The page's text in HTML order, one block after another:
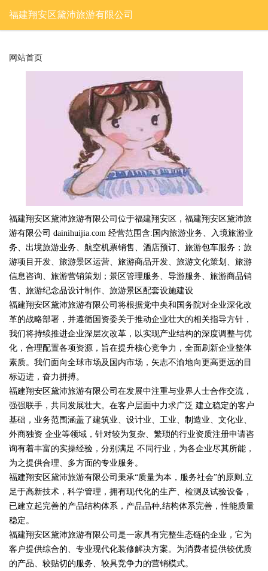
福建翔安区黛沛旅游有限公司
网站首页
福建翔安区黛沛旅游有限公司位于福建翔安区，福建翔安区黛沛旅
游有限公司 dainihuijia.com 经营范围含:国内旅游业务、入境旅游业
务、出境旅游业务、航空机票销售、酒店预订、旅游包车服务；旅
游项目开发、旅游景区运营、旅游商品开发、旅游文化策划、旅游
信息咨询、旅游营销策划；景区管理服务、导游服务、旅游商品销
售、旅游纪念品设计制作、旅游景区配套设施建设
福建翔安区黛沛旅游有限公司将根据党中央和国务院对企业深化改
革的战略部署，并遵循国资委关于推动企业壮大的相关指导方针，
我们将持续推进企业深层次改革，以实现产业结构的深度调整与优
化，合理配置各项资源，旨在提升核心竞争力，全面刷新企业整体
素质。我们面向全球市场及国内市场，矢志不渝地向更高更远的目
标迈进，奋力拼搏。
福建翔安区黛沛旅游有限公司在发展中注重与业界人士合作交流，
强强联手，共同发展壮大。在客户层面中力求广泛 建立稳定的客户
基础，业务范围涵盖了建筑业、设计业、工业、制造业、文化业、
外商独资 企业等领域，针对较为复杂、繁琐的行业资质注册申请咨
询有着丰富的实操经验，分别满足 不同行业，为各企业尽其所能，
为之提供合理、多方面的专业服务。
福建翔安区黛沛旅游有限公司秉承“质量为本，服务社会”的原则,立
足于高新技术，科学管理，拥有现代化的生产、检测及试验设备，
已建立起完善的产品结构体系，产品品种,结构体系完善，性能质量
稳定。
福建翔安区黛沛旅游有限公司是一家具有完整生态链的企业，它为
客户提供综合的、专业现代化装修解决方案。为消费者提供较优质
的产品、较贴切的服务、较具竞争力的营销模式。